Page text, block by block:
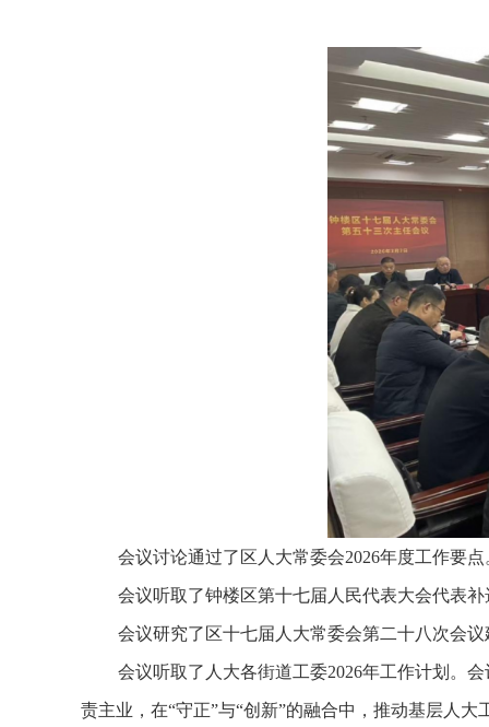
会议讨论通过了区人大常委会2026年度工作要点
会议听取了钟楼区第十七届人民代表大会代表
会议研究了区十七届人大常委会第二十八次会
会议听取了人大各街道工委2026年工作计划。
责主业，在“守正”与“创新”的融合中，推动基层 人大